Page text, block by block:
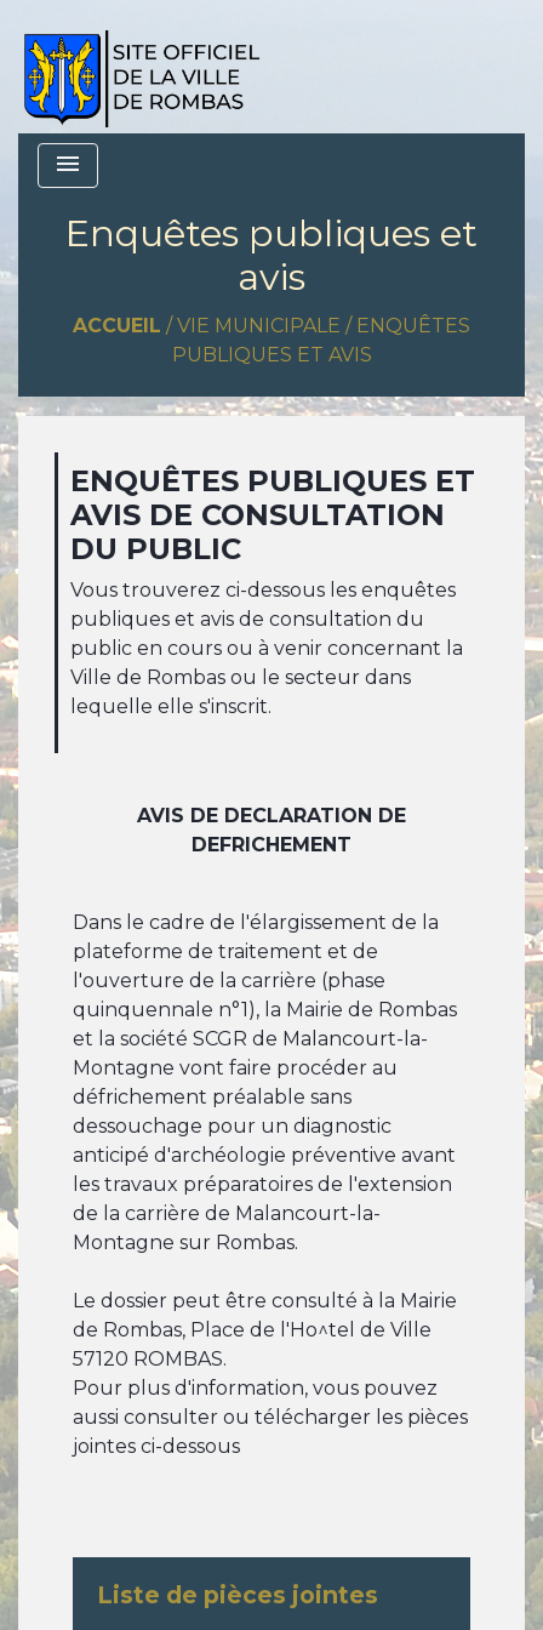
menu
Enquêtes publiques et
avis
ACCUEIL /VIE MUNICIPALE / ENQUÊTES
PUBLIQUES ET AVIS
ENQUÊTES PUBLIQUES ET
AVIS DE CONSULTATION
DU PUBLIC
Vous trouverez ci-dessous les enquêtes
publiques et avis de consultation du
public en cours ou à venir concernant la
Ville de Rombas ou le secteur dans
lequelle elle s'inscrit.
AVIS DE DECLARATION DE
DEFRICHEMENT​​​​
Dans​​​ le cadre de l'élargissement de la
plateforme de traitement et de
l'ouverture de la carrière (phase
quinquennale n°1), la Mairie de Rombas
et la société SCGR de Malancourt-la-
Montagne vont faire procéder au
défrichement préalable sans
dessouchage pour un diagnostic
anticipé d'archéologie préventive avant
les travaux préparatoires de l'extension
de la carrière de Malancourt-la-
Montagne sur Rombas.
Le dossier peut être consulté à la Mairie
de Rombas, Place de l'Ho^tel de Ville
57120 ROMBAS.
​​​​​​​Pour plus d'information, vous pouvez
aussi consulter ou télécharger les pièces
jointes ci-dessous
Liste de pièces jointes